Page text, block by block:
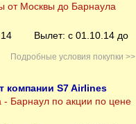
от Москвы до Барнаула
Вылет: с 01.10.14 до
Подробные условия покупки >>
компании S7 Airlines
Барнаул по акции по цене